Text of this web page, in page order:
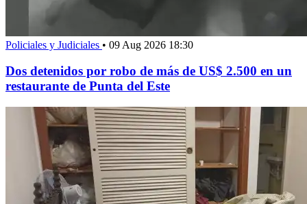
Policiales y Judiciales • 09 Aug 2026 18:30
Dos detenidos por robo de más de US$ 2.500 en un
restaurante de Punta del Este